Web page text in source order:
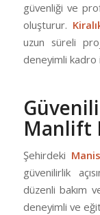
güvenliği ve
oluşturur.
uzun süreli
deneyimli kadro
Manlift
Şehirdeki
güvenilirlik
düzenli bakım
deneyimli ve